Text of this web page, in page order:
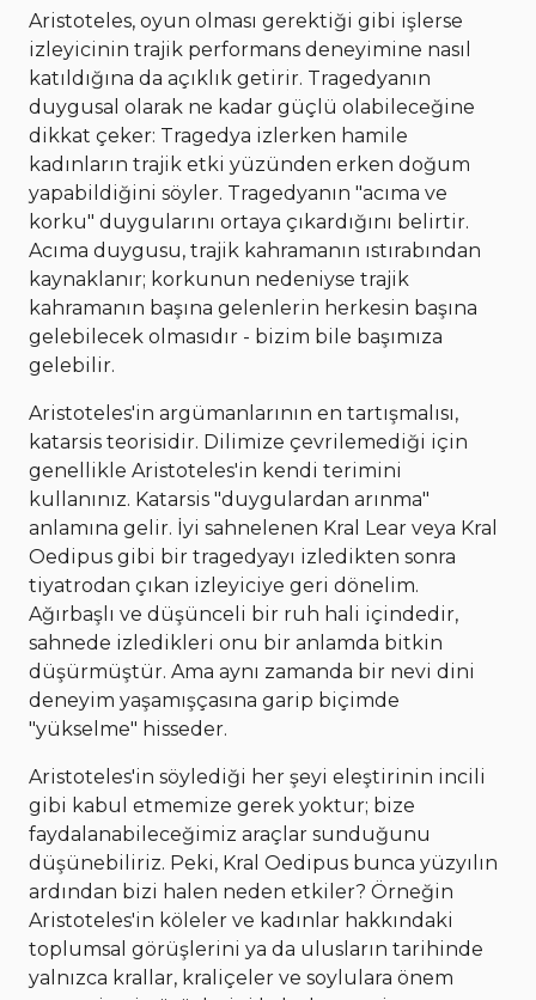
Aristoteles, oyun olması gerektiği gibi işlerse
izleyicinin trajik performans deneyimine nasıl
katıldığına da açıklık getirir. Tragedyanın
duygusal olarak ne kadar güçlü olabileceğine
dikkat çeker: Tragedya izlerken hamile
kadınların trajik etki yüzünden erken doğum
yapabildiğini söyler. Tragedyanın "acıma ve
korku" duygularını ortaya çıkardığını belirtir.
Acıma duygusu, trajik kahramanın ıstırabından
kaynaklanır; korkunun nedeniyse trajik
kahramanın başına gelenlerin herkesin başına
gelebilecek olmasıdır - bizim bile başımıza
gelebilir.
Aristoteles'in argümanlarının en tartışmalısı,
katarsis teorisidir. Dilimize çevrilemediği için
genellikle Aristoteles'in kendi terimini
kullanınız. Katarsis "duygulardan arınma"
anlamına gelir. İyi sahnelenen Kral Lear veya Kral
Oedipus gibi bir tragedyayı izledikten sonra
tiyatrodan çıkan izleyiciye geri dönelim.
Ağırbaşlı ve düşünceli bir ruh hali içindedir,
sahnede izledikleri onu bir anlamda bitkin
düşürmüştür. Ama aynı zamanda bir nevi dini
deneyim yaşamışçasına garip biçimde
"yükselme" hisseder.
Aristoteles'in söylediği her şeyi eleştirinin incili
gibi kabul etmemize gerek yoktur; bize
faydalanabileceğimiz araçlar sunduğunu
düşünebiliriz. Peki, Kral Oedipus bunca yüzyılın
ardından bizi halen neden etkiler? Örneğin
Aristoteles'in köleler ve kadınlar hakkındaki
toplumsal görüşlerini ya da ulusların tarihinde
yalnızca krallar, kraliçeler ve soylulara önem